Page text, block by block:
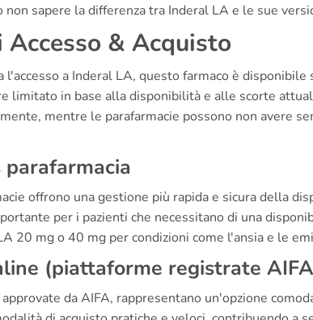
sapere la differenza tra Inderal LA e le sue
& Acquisto
l'accesso a Inderal LA, questo farmaco è disponibile
limitato in base alla disponibilità e alle scorte
mentre le parafarmacie possono non avere
parafarmacia
offrono una gestione più rapida e sicura della
per i pazienti che necessitano di una
20 mg o 40 mg per condizioni come l'ansia e le
(piattaforme registrate
da AIFA, rappresentano un'opzione